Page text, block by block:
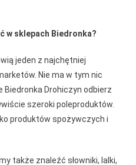
w sklepach Biedronka?
jeden z najchętniej
Nie ma w tym nic
Biedronka Drohiczyn odbierz
szeroki poleproduktów.
produktów spożywczych i
także znaleźć słowniki, lalki,